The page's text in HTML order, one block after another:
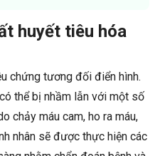
huyết tiêu hóa
chứng tương đối điển hình.
thể bị nhầm lẫn với một số
chảy máu cam, ho ra máu,
nhân sẽ được thực hiện các